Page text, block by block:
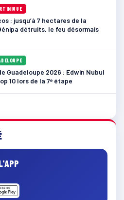
: jusqu’à 7 hectares de la
détruits, le feu désormais
Guadeloupe 2026 : Edwin Nubul
10 lors de la 7ᵉ étape